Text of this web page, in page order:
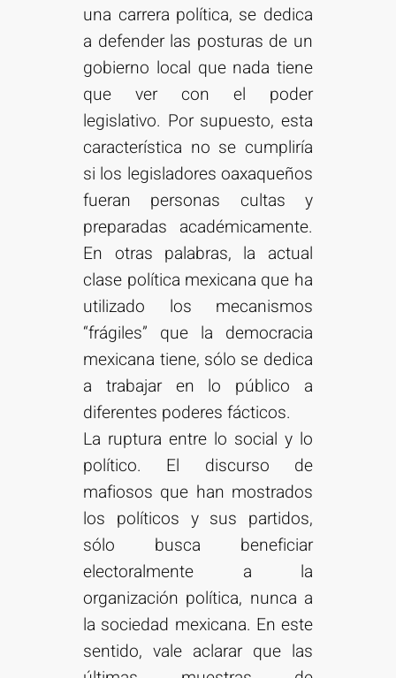
una carrera política, se dedica
a defender las posturas de un
gobierno local que nada tiene
que ver con el poder
legislativo. Por supuesto, esta
característica no se cumpliría
si los legisladores oaxaqueños
fueran personas cultas y
preparadas académicamente.
En otras palabras, la actual
clase política mexicana que ha
utilizado los mecanismos
“frágiles” que la democracia
mexicana tiene, sólo se dedica
a trabajar en lo público a
diferentes poderes fácticos.
La ruptura entre lo social y lo
político. El discurso de
mafiosos que han mostrados
los políticos y sus partidos,
sólo busca beneficiar
electoralmente a la
organización política, nunca a
la sociedad mexicana. En este
sentido, vale aclarar que las